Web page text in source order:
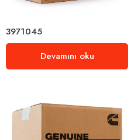
3971045
Devamını oku